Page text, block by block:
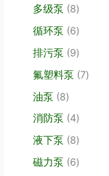
品 品
产
品
多级泵 88
产
品
循环泵 66
产
品
排污泵 99
产
氟塑料泵 77
油泵 88
产
品
消防泵 44
产
品
液下泵 88
产
磁力泵 66